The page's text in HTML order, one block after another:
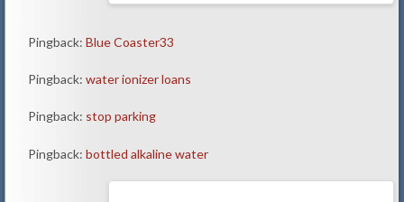
Pingback:Blue Coaster33
Pingback:water ionizer loans
Pingback: stop parking
Pingback:bottled alkaline water